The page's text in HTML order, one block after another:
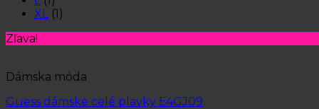
XL (1)
Zľava!
Dámska móda
Guess dámske celé plavky E4GJ09